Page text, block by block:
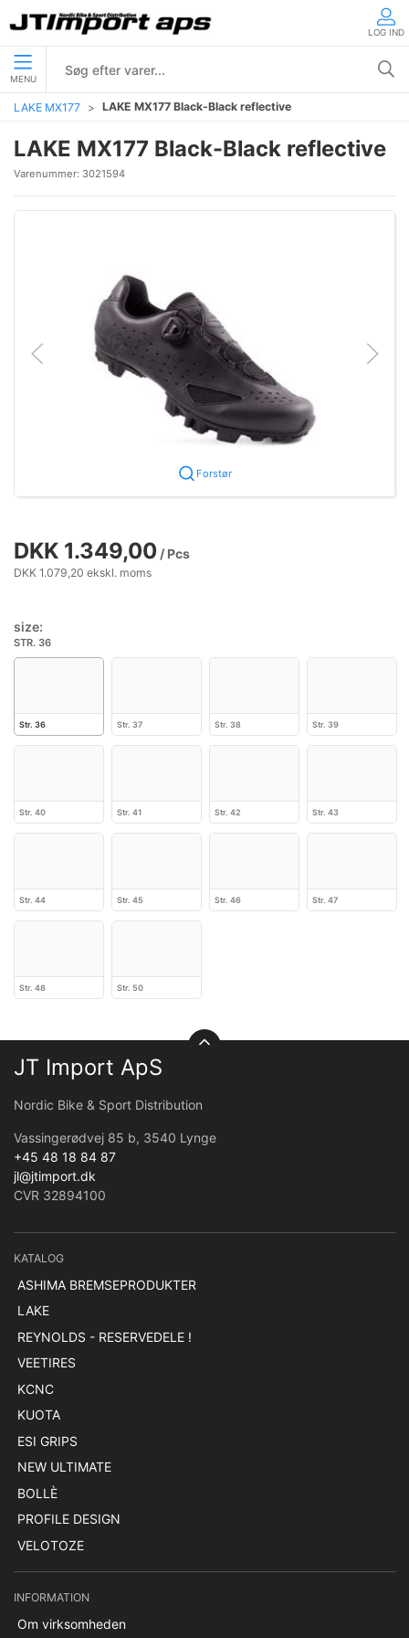
LOG IND
MENU
LAKE MX177 LAKE MX177 Black-Black reflective
LAKE MX177 Black-Black reflective
Varenummer: 3021594
Forstør
DKK 1.349,00 / Pcs
DKK 1.079,20 ekskl. moms
size:
STR. 36
Str. 36 Str. 37 Str. 38 Str. 39
Str. 40 Str. 41 Str. 42 Str. 43
Str. 44 Str. 45 Str. 46 Str. 47
Str. 48 Str. 50
JT Import ApS
Nordic Bike & Sport Distribution
Vassingerødvej 85 b, 3540 Lynge
+45 48 18 84 87
jl@jtimport.dk
CVR 32894100
KATALOG
ASHIMA BREMSEPRODUKTER
LAKE
REYNOLDS - RESERVEDELE !
VEETIRES
KCNC
KUOTA
ESI GRIPS
NEW ULTIMATE
BOLLÈ
PROFILE DESIGN
VELOTOZE
INFORMATION
Om virksomheden